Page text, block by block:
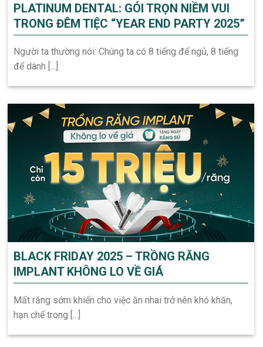
PLATINUM DENTAL: GÓI TRỌN NIỀM VUI
TRONG ĐÊM TIỆC “YEAR END PARTY 2025”
Người ta thường nói: Chúng ta có 8 tiếng để ngủ, 8 tiếng
để dành [...]
BLACK FRIDAY 2025 – TRỒNG RĂNG
IMPLANT KHÔNG LO VỀ GIÁ
Mất răng sớm khiến cho việc ăn nhai trở nên khó khăn,
hạn chế trong [...]